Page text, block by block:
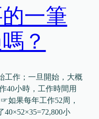
一筆
？
工作；一旦開始，大概
40小時，工作時間用
如果每年工作52周，
小